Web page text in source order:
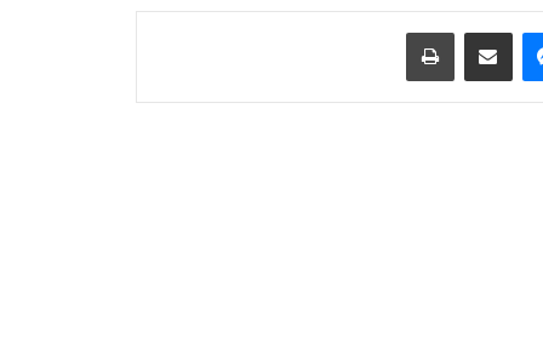
ماسنجر مشاركة عبر البريد طباعة
الولايات المتحدة
احتجاجات حاشدة في الأرجنتين ضد
مشروع قانون حكومي مثير للجدل